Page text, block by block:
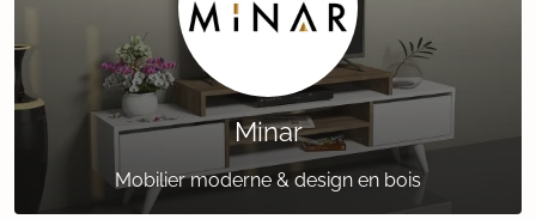
Minar
Mobilier moderne & design en bois